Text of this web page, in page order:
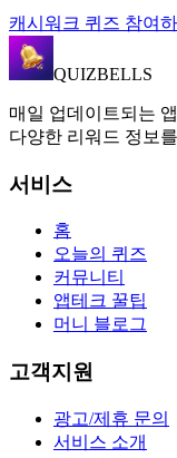
캐시워크 퀴즈 참여하
QUIZBELLS
매일 업데이트되는
다양한 리워드 정보
서비스
홈
오늘의 퀴즈
커뮤니티
앱테크 꿀팁
머니 블로그
고객지원
광고/제휴 문의
서비스 소개